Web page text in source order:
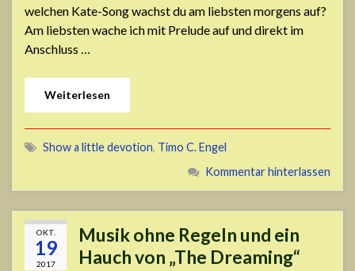
welchen Kate-Song wachst du am liebsten morgens auf?
Am liebsten wache ich mit Prelude auf und direkt im
Anschluss …
Weiterlesen
Show a little devotion, Timo C. Engel
Kommentar hinterlassen
OKT.
19
2017
Musik ohne Regeln und ein
Hauch von „The Dreaming“